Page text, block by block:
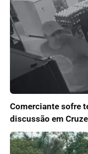
Comerciante sofre
discussão em